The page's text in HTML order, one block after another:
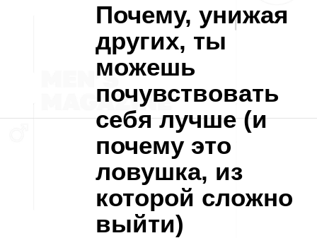
Почему, унижая
других, ты
можешь
почувствовать
себя лучше (и
почему это
ловушка, из
которой сложно
выйти)